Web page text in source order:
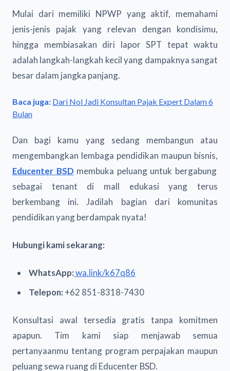
Mulai dari memiliki NPWP yang aktif, memahami
jenis-jenis pajak yang relevan dengan kondisimu,
hingga membiasakan diri lapor SPT tepat waktu
adalah langkah-langkah kecil yang dampaknya sangat
besar dalam jangka panjang.
Baca juga: Dari Nol Jadi Konsultan Pajak Expert Dalam 6
Bulan
Dan bagi kamu yang sedang membangun atau
mengembangkan lembaga pendidikan maupun bisnis,
Educenter BSD membuka peluang untuk bergabung
sebagai tenant di mall edukasi yang terus
berkembang ini. Jadilah bagian dari komunitas
pendidikan yang berdampak nyata!
Hubungi kami sekarang:
WhatsApp:wa.link/k67q86
Telepon: +62 851-8318-7430
Konsultasi awal tersedia gratis tanpa komitmen
apapun. Tim kami siap menjawab semua
pertanyaanmu tentang program perpajakan maupun
peluang sewa ruang di Educenter BSD.